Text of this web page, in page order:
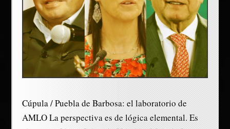
Cúpula / Puebla de Barbosa: el laboratorio de
AMLO La perspectiva es de lógica elemental. Es